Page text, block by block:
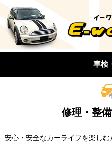
車検
修理・整
安心・安全なカーライフを楽し